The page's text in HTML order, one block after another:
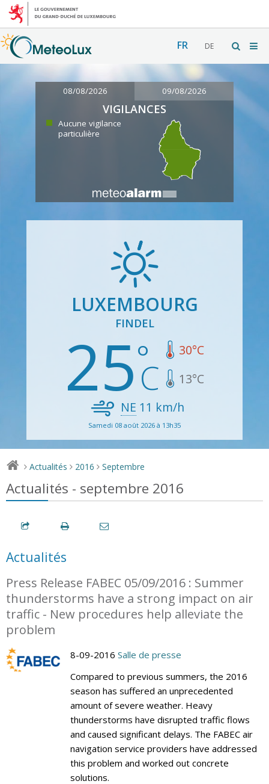
FR DE
08/08/2026 09/08/2026
VIGILANCES
Aucune vigilance
particulière
LUXEMBOURG
FINDEL
25 30°C
13°C
NE 11 km/h
Samedi 08 août 2026 à 13h35
> Actualités > 2016 > Septembre
Actualités - septembre 2016
Actualités
Press Release FABEC 05/09/2016 : Summer
thunderstorms have a strong impact on air
traffic - New procedures help alleviate the
problem
8-09-2016 Salle de presse
Compared to previous summers, the 2016
season has suffered an unprecedented
amount of severe weather. Heavy
thunderstorms have disrupted traffic flows
and caused significant delays. The FABEC air
navigation service providers have addressed
this problem and worked out concrete
solutions.